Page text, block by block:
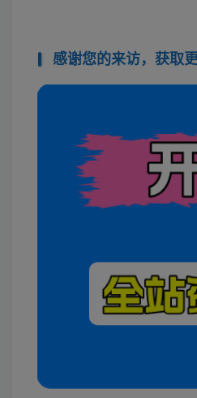
感谢您的来访，获取